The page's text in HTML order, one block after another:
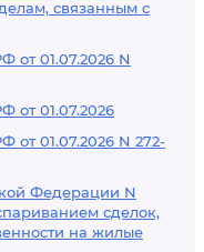
связанным с
от 01.07.2026 N
от 01.07.2026
от 01.07.2026 N 272-
Федерации N
сделок,
на жилые